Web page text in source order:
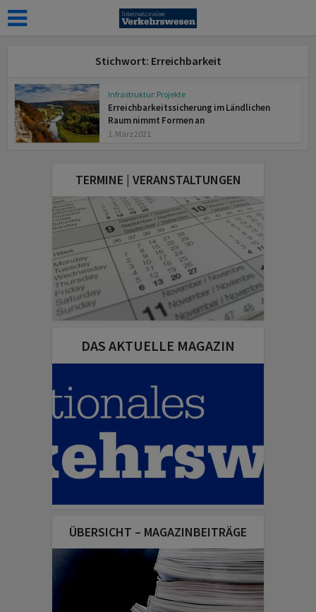
Stichwort: Erreichbarkeit
Infrastruktur: Projekte
Erreichbarkeitssicherung im Ländlichen
Raum nimmt Formen an
1. März 2021
TERMINE | VERANSTALTUNGEN
DAS AKTUELLE MAGAZIN
ÜBERSICHT – MAGAZINBEITRÄGE